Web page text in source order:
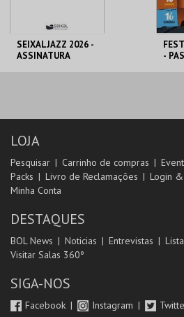
SEIXALJAZZ 2026 -
ASSINATURA
MAIS INFO
COMPRAR
-
LOJA
Pesquisar Carrinho de compras
Packs
Livro de Reclamações
Login
Minha Conta
DESTAQUES
BOL News Noticias Entrevistas
Visitar Salas 360º
SIGA-NOS
Facebook Instagram